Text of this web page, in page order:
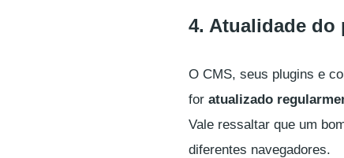
4. Atualidade do
O CMS, seus plugins e
for atualizado
Vale ressaltar que um
diferentes navegadores.